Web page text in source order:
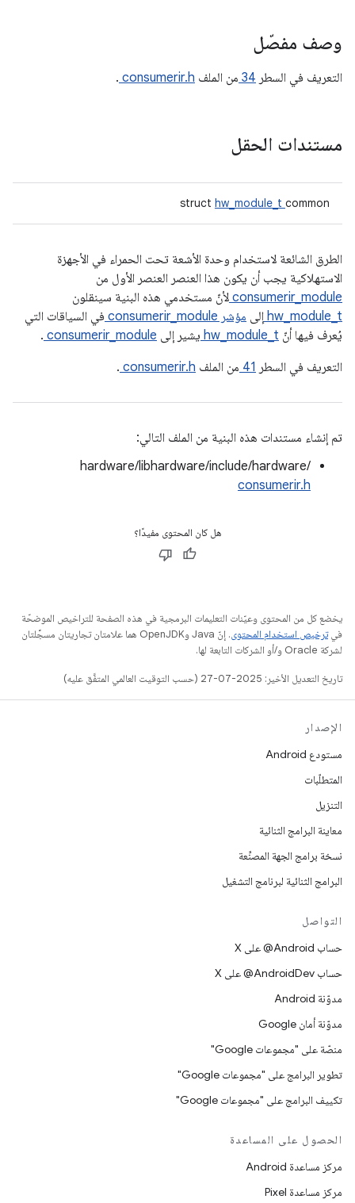
وصف مفصّل
التعريف في السطر 34 من الملف consumerir.h
.
مستندات الحقل
struct hw_module_t common
الطرق الشائعة لاستخدام وحدة الأشعة تحت الحمراء في الأجهزة
الاستهلاكية يجب أن يكون هذا العنصر العنصر الأول من
consumerir_module لأنّ مستخدمي هذه البنية سينقلون
hw_module_t إلى مؤشر consumerir_module
في السياقات التي
يُعرف فيها أنّ hw_module_t يشير إلى consumerir_module
.
التعريف في السطر 41 من الملف consumerir.h
.
تم إنشاء مستندات هذه البنية من الملف التالي:
hardware/libhardware/include/hardware/
consumerir.h
هل كان المحتوى مفيدًا؟
يخضع كل من المحتوى وعيّنات التعليمات البرمجية في هذه الصفحة للتراخيص الموضحّة
فيترخيص استخدام المحتوى
. إنّ Java وOpenJDK هما علامتان تجاريتان مسجَّلتان
لشركة Oracle و/أو الشركات التابعة لها.
تاريخ التعديل الأخير: 2025-07-27 (حسب التوقيت العالمي المتفَّق عليه)
الإصدار
مستودع Android
المتطلّبات
التنزيل
معاينة البرامج الثنائية
نسخة برامج الجهة المصنِّعة
البرامج الثنائية لبرنامج التشغيل
التواصل
حساب ‎@Android على X
حساب ‎@AndroidDev على X
مدوّنة Android
مدوّنة أمان Google
منصّة على "مجموعات Google"
تطوير البرامج على "مجموعات Google"
تكييف البرامج على "مجموعات Google"
الحصول على المساعدة
مركز مساعدة Android
مركز مساعدة Pixel